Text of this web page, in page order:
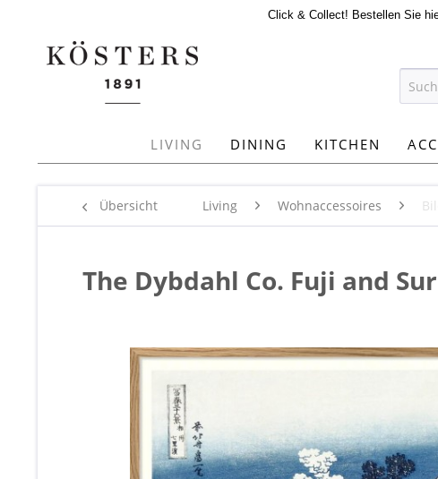
Click & Collect! Bestellen Sie
LIVING DINING KITCHEN
Übersicht Living Wohnaccessoires
The Dybdahl Co. Fuji and